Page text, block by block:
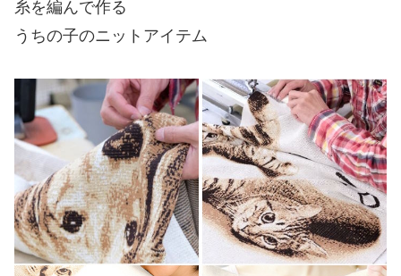
糸を編んで作る
うちの子のニットアイテム